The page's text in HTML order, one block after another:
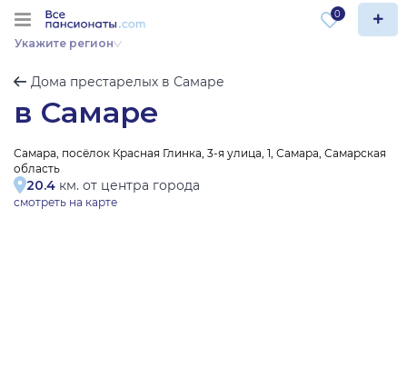
Укажите регион
0
Дома престарелых в Самаре
в Самаре
Самара, посёлок Красная Глинка, 3-я улица, 1, Самара, Самарская
область
20.4 км. от центра города
смотреть на карте